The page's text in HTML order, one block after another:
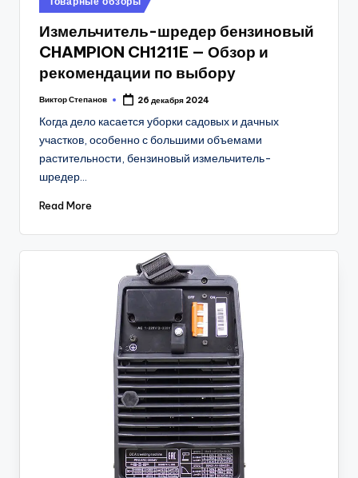
in
Измельчитель-шредер бензиновый
CHAMPION CH1211E — Обзор и
рекомендации по выбору
Posted
Виктор Степанов 26 декабря 2024
Когда дело касается уборки садовых и дачных
участков, особенно с большими объемами
растительности, бензиновый измельчитель-
шредер…
Read More